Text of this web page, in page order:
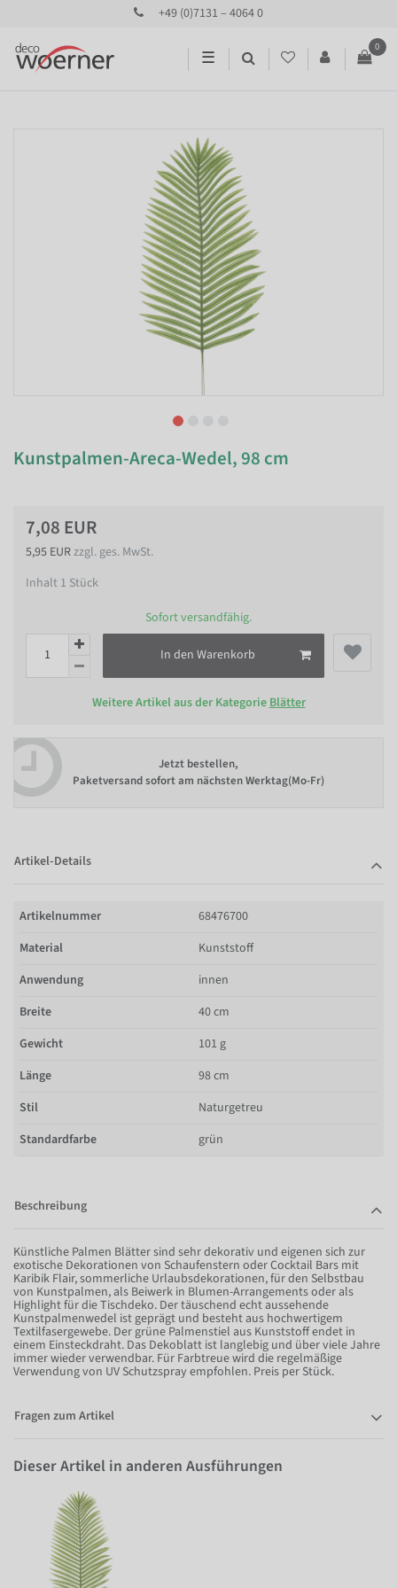
+49 (0)7131 – 4064 0
☰
0
Kunstpalmen-Areca-Wedel, 98 cm
7,08 EUR
5,95 EURzzgl. ges. MwSt.
Inhalt 1 Stück
Sofort versandfähig.
In den Warenkorb
Weitere Artikel aus der Kategorie Blätter
Jetzt bestellen,
Paketversand sofort am nächsten Werktag(Mo-Fr)
Artikel-Details
Artikelnummer
68476700
Material
Kunststoff
Anwendung
innen
Breite
40 cm
Gewicht
101 g
Länge
98 cm
Stil
Naturgetreu
Standardfarbe
grün
Beschreibung
Künstliche Palmen Blätter sind sehr dekorativ und eigenen sich zur
exotische Dekorationen von Schaufenstern oder Cocktail Bars mit
Karibik Flair, sommerliche Urlaubsdekorationen, für den Selbstbau
von Kunstpalmen, als Beiwerk in Blumen-Arrangements oder als
Highlight für die Tischdeko. Der täuschend echt aussehende
Kunstpalmenwedel ist geprägt und besteht aus hochwertigem
Textilfasergewebe. Der grüne Palmenstiel aus Kunststoff endet in
einem Einsteckdraht. Das Dekoblatt ist langlebig und über viele Jahre
immer wieder verwendbar. Für Farbtreue wird die regelmäßige
Verwendung von UV Schutzspray empfohlen. Preis per Stück.
Fragen zum Artikel
Dieser Artikel in anderen Ausführungen